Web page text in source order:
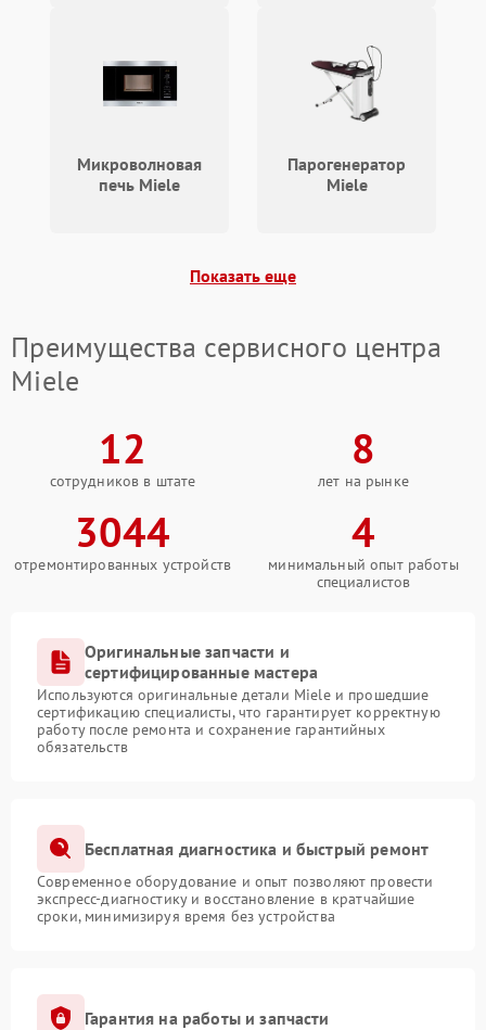
Микроволновая
печь Miele
Парогенератор
Miele
Показать еще
Преимущества сервисного центра
Miele
12
сотрудников в штате
8
лет на рынке
3044
отремонтированных устройств
4
минимальный опыт работы
специалистов
Оригинальные запчасти и
сертифицированные мастера
Используются оригинальные детали Miele и прошедшие
сертификацию специалисты, что гарантирует корректную
работу после ремонта и сохранение гарантийных
обязательств
Бесплатная диагностика и быстрый ремонт
Современное оборудование и опыт позволяют провести
экспресс-диагностику и восстановление в кратчайшие
сроки, минимизируя время без устройства
Гарантия на работы и запчасти